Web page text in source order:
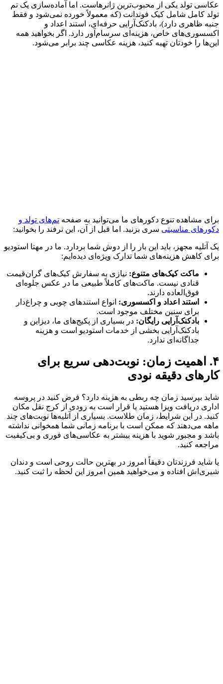
عکاسی تولد یکی از محبوب‌ترین ژانرهاست. اما آماده‌سازی یک تم
تولد کامل شامل کیک فوندانت (که معمولاً خورده نمی‌شود و فقط
جنبه ظاهری دارد)، بادکنک‌آرایی حرفه‌ای، استند اعداد و
اکسسوری‌های خاص، هزینه‌ای سرسام‌آور دارد. اگر بخواهید همه
این‌ها را خودتان تهیه کنید، هزینه عکاسی چند برابر می‌شود.
برای مشاهده تنوع دکورهای ما می‌توانید به صفحه تم‌های تولد و
دکورهای مناسبتی سری بزنید. اما قبل از آن، این ترفند را بخوانید:
یک آتلیه مجهز، باید این بار را از دوش شما بردارد. ما در مهتا استودیو
برای کاهش هزینه‌های شما تدارک ویژه‌ای دیده‌ایم:
ماکت کیک‌های متنوع: نیازی به سفارش کیک‌های گران‌قیمت
قنادی نیست. ماکت‌های کاملاً طبیعی ما در عکس جلوه‌ای
فوق‌العاده دارند.
استند اعداد و اکسسوری: انواع استندهای چوبی و چراغ‌دار
برای سنین مختلف موجود است.
بادکنک‌آرایی رایگان: در بسیاری از پکیج‌های ما، دیزاین و
بادکنک‌آرایی بخشی از خدمات استودیو است و هزینه
جداگانه‌ای ندارد.
۴. اهمیت زمان: نوبت‌دهی سریع برای
کارهای دقیقه نودی
شاید بپرسید زمان چه ربطی به هزینه دارد؟ فرض کنید در پروسه
اداری دریافت ویزا هستید یا قرار است به زودی از کرج نقل مکان
کنید. در این شرایط، زمان طلاست. بسیاری از آتلیه‌ها نوبت‌های چند
ماهه می‌دهند که ممکن است با برنامه زمانی شما همخوانی نداشته
باشد و مجبور شوید با هزینه بیشتر به عکاسی‌های فوری و بی‌کیفیت
مراجعه کنید.
یا شاید فرزندتان دقیقاً امروز در بهترین حالت روحی است و دندان
شیری‌اش افتاده و می‌خواهید همین امروز این لحظه را ثبت کنید.